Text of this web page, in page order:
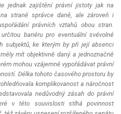
jednak zajištění právní jistoty jak na
straně správce daně, ale zároveň i
právních vztahů obou stran.
bariéru pro eventuální svévolné
subjektů, ke kterým by při její absenci
mít objektivně daný a jednoznačně
mohou vzájemně vypořádávat právní
Délka tohoto časového prostoru by
komplikovanost a náročnost
nedůvodný zásah do právní
v této souvislosti stíhá povinnost